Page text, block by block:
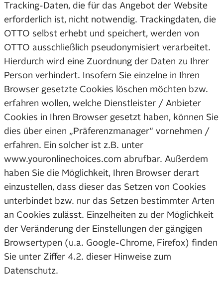
Tracking-Daten, die für das Angebot der Website
erforderlich ist, nicht notwendig. Trackingdaten, die
OTTO selbst erhebt und speichert, werden von
OTTO ausschließlich pseudonymisiert verarbeitet.
Hierdurch wird eine Zuordnung der Daten zu Ihrer
Person verhindert. Insofern Sie einzelne in Ihren
Browser gesetzte Cookies löschen möchten bzw.
erfahren wollen, welche Dienstleister / Anbieter
Cookies in Ihren Browser gesetzt haben, können Sie
dies über einen „Präferenzmanager“ vornehmen /
erfahren. Ein solcher ist z.B. unter
www.youronlinechoices.com abrufbar. Außerdem
haben Sie die Möglichkeit, Ihren Browser derart
einzustellen, dass dieser das Setzen von Cookies
unterbindet bzw. nur das Setzen bestimmter Arten
an Cookies zulässt. Einzelheiten zu der Möglichkeit
der Veränderung der Einstellungen der gängigen
Browsertypen (u.a. Google-Chrome, Firefox) finden
Sie unter Ziffer 4.2. dieser Hinweise zum
Datenschutz.